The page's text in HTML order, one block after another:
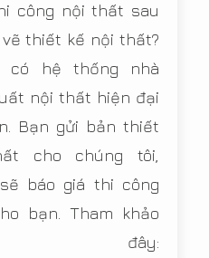
công nội thất sau
thiết kế nội thất?
có hệ thống nhà
nội thất hiện đại
Bạn gửi bản thiết
cho chúng tôi,
báo giá thi công
bạn. Tham khảo
đây: